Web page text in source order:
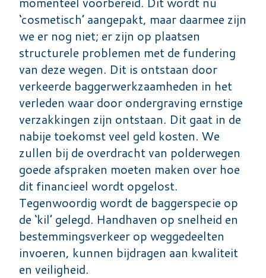
‘cosmetisch’ aangepakt, maar daarmee zijn
we er nog niet; er zijn op plaatsen
structurele problemen met de fundering
van deze wegen. Dit is ontstaan door
verkeerde baggerwerkzaamheden in het
verleden waar door ondergraving ernstige
verzakkingen zijn ontstaan. Dit gaat in de
nabije toekomst veel geld kosten. We
zullen bij de overdracht van polderwegen
goede afspraken moeten maken over hoe
dit financieel wordt opgelost.
Tegenwoordig wordt de baggerspecie op
de ‘kil’ gelegd. Handhaven op snelheid en
bestemmingsverkeer op weggedeelten
invoeren, kunnen bijdragen aan kwaliteit
en veiligheid.